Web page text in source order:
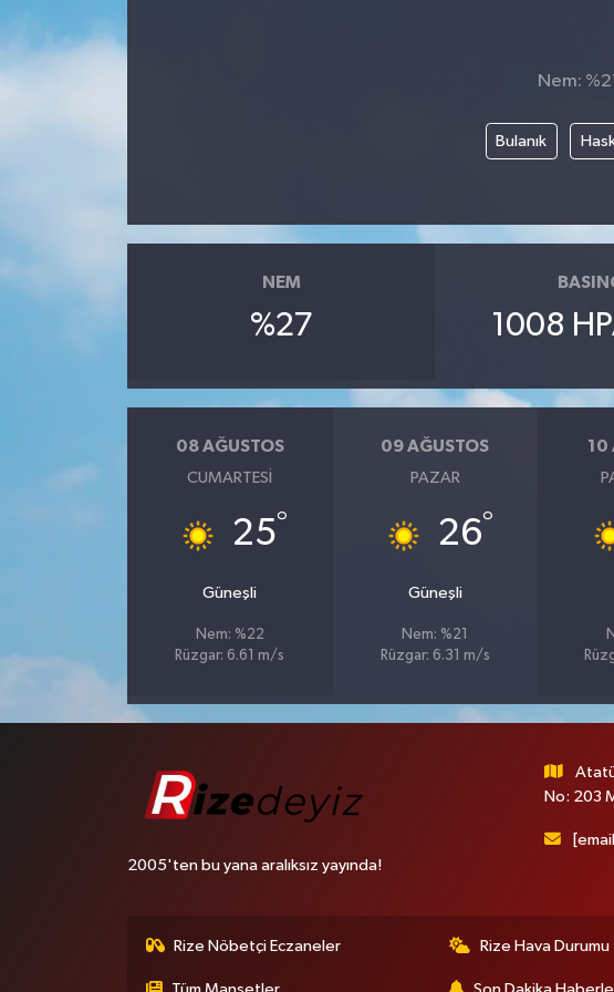
Nem:
Bulanık
NEM
%27 1008
08 AĞUSTOS
CUMARTESI
25°
Güneşli
Nem: %22
Rüzgar: 6.61 m/s
09 AĞUSTOS
PAZAR
26°
Güneşli
Nem: %21
Rüzgar: 6.31 m/s
10
2005'ten bu yana aralıksız yayında!
No: 203
Rize Nöbetçi Eczaneler Rize Hava Durumu